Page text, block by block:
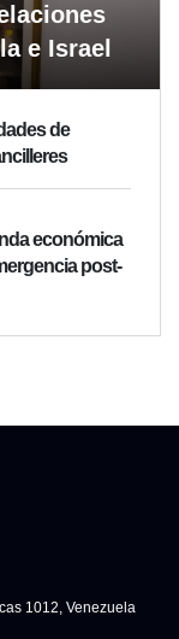
e Israel
de
económica
post-
1012, Venezuela